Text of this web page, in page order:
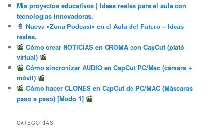
Mis proyectos educativos | Ideas reales para el aula con
tecnologías innovadoras.
Nueva «Zona Podcast» en el Aula del Futuro – Ideas
reales.
Cómo crear NOTICIAS en CROMA con CapCut (plató
virtual)
Cómo sincronizar AUDIO en CapCut PC/Mac (cámara +
móvil)
Cómo hacer CLONES en CapCut de PC/MAC (Máscaras
paso a paso) [Modo 1]
CATEGORÍAS